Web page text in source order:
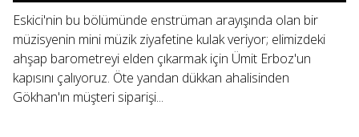
Eskici'nin bu bölümünde enstrüman arayışında olan bir
müzisyenin mini müzik ziyafetine kulak veriyor; elimizdeki
ahşap barometreyi elden çıkarmak için Ümit Erboz'un
kapısını çalıyoruz. Öte yandan dükkan ahalisinden
Gökhan'ın müşteri siparişi...